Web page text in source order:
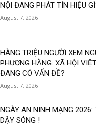
NỘI ĐANG PHÁT TÍN HIỆU
August 7, 2026
HÀNG TRIỆU NGƯỜI XEM
PHƯƠNG HẰNG: XÃ HỘI
ĐANG CÓ VẤN ĐỀ?
August 7, 2026
NGÀY AN NINH MẠNG 2026:
DẬY SÓNG !